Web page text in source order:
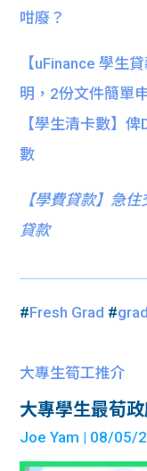
咁廢？
【uFinance 學生
明，2份文件簡單
【學生清卡數】
數
【學費貸款】急住
貸款
#Fresh Grad #
大專生筍工推介
大專學生最荀
Joe Yam | 08/05/